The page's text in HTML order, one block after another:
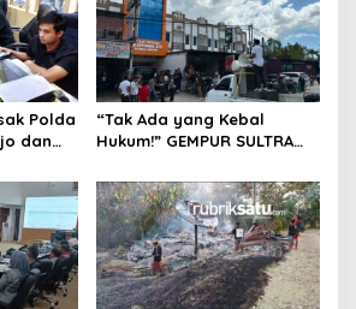
Polda
dan
“Tak Ada yang Kebal
Hukum!” GEMPUR SULTRA
Tanawali dan PT
Tadisangka, Siap Kuasai
Lahan Puuwatu